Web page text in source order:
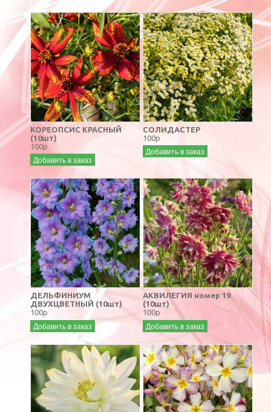
КОРЕОПСИС КРАСНЫЙ
(10шт)
100р
Добавить в заказ
СОЛИДАСТЕР
100р
Добавить в заказ
ДЕЛЬФИНИУМ
ДВУХЦВЕТНЫЙ (10шт)
100р
Добавить в заказ
АКВИЛЕГИЯ номер 19
(10шт)
100р
Добавить в заказ